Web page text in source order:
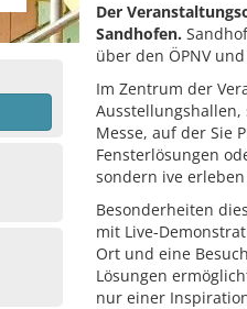
Der
Sandhofen.
über den ÖPNV
Im Zentrum der
Messe, auf der Sie
Fensterlösungen
sondern ive
Besonderheiten
mit Live-
Ort und eine
Lösungen
nur einer